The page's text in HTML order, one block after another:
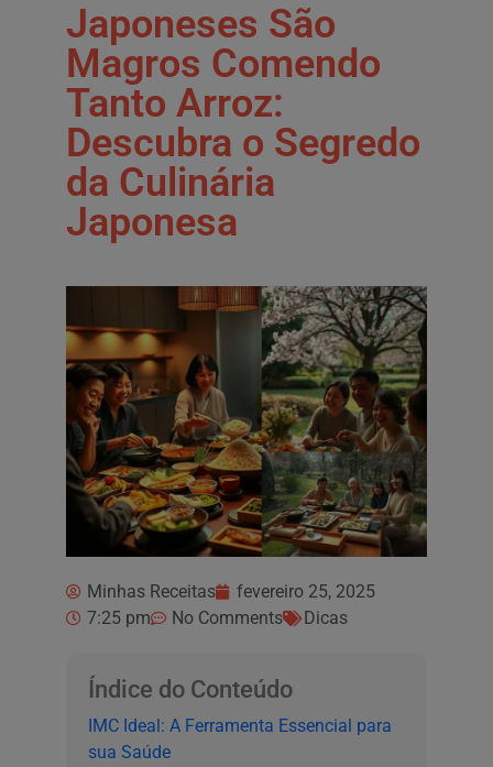
Japoneses São
Magros Comendo
Tanto Arroz:
Descubra o Segredo
da Culinária
Japonesa
Minhas Receitas
fevereiro 25, 2025
7:25 pm
No Comments Dicas
Índice do Conteúdo
IMC Ideal: A Ferramenta Essencial para
sua Saúde